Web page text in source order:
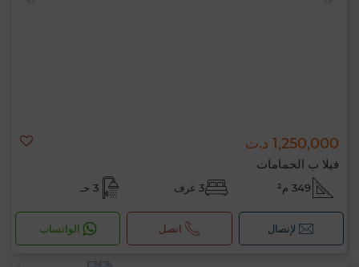
1,250,000 د.ت
فيلا ب الحمامات
349 م² 3 غرف 3 حـ
لإتصال اتصل الواتساب